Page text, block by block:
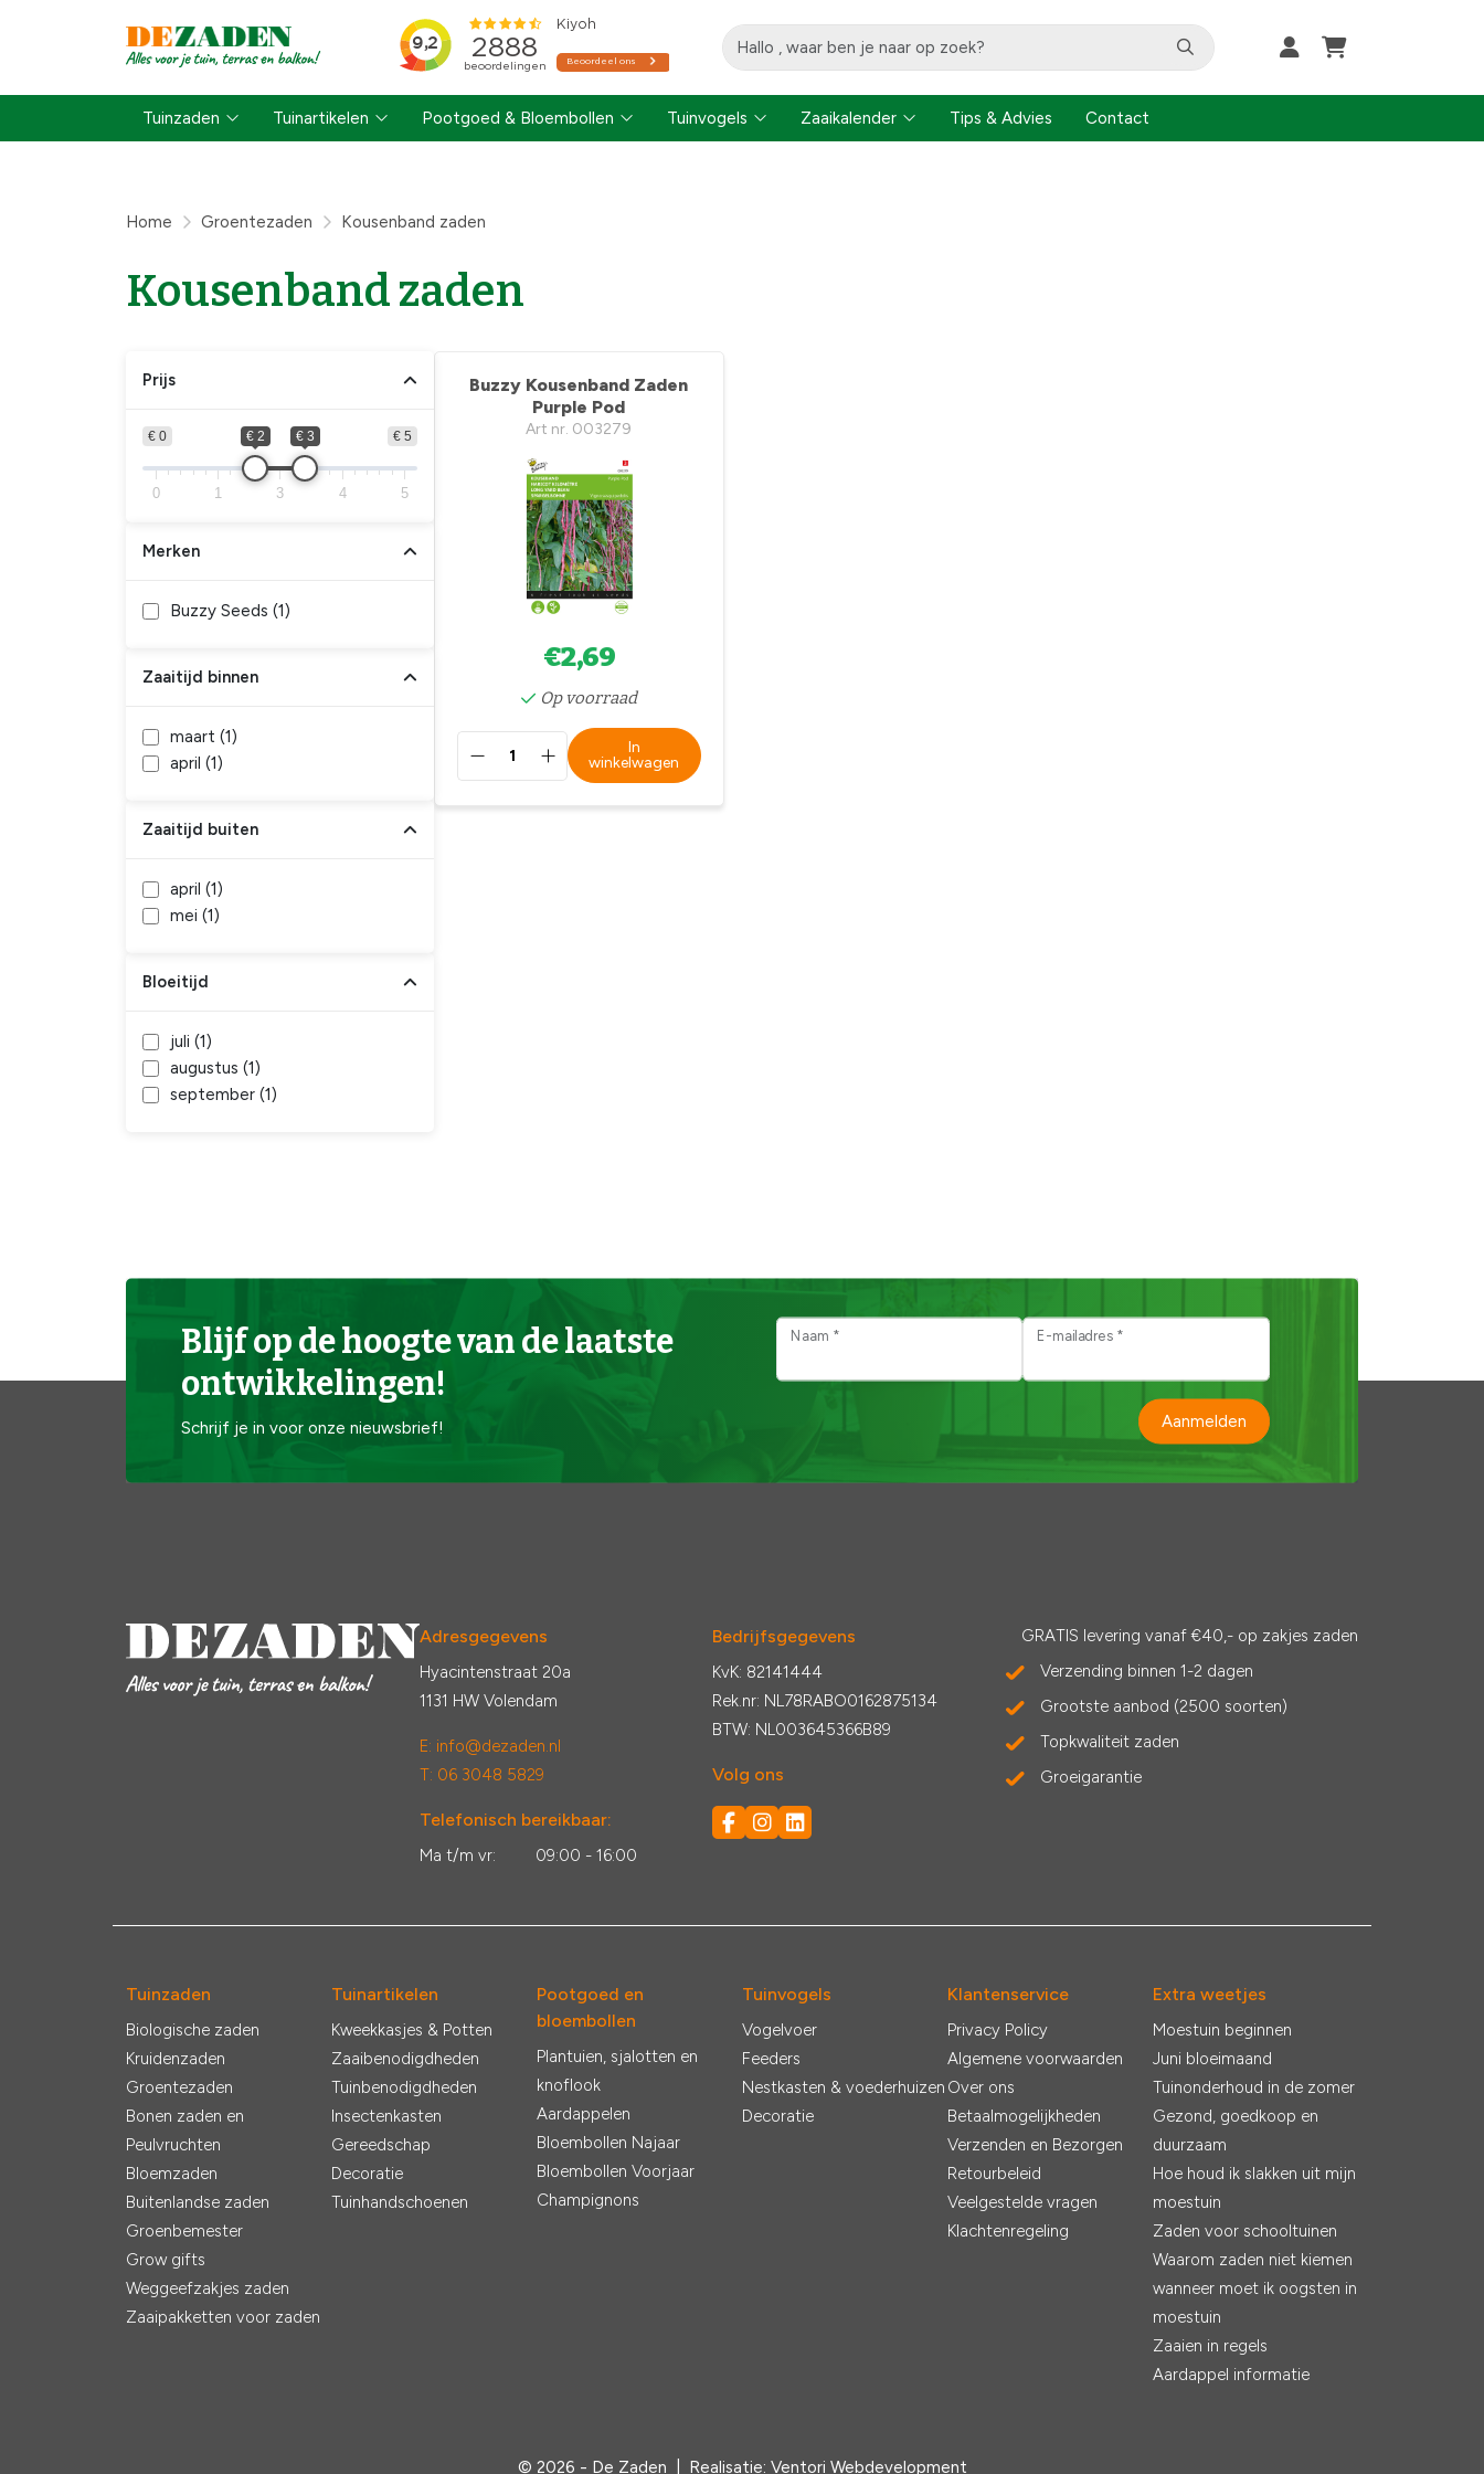
Tuinzaden Tuinartikelen Pootgoed & Bloembollen Tuinvogels Zaaikalender Tips & Advies Contact
Home Groentezaden Kousenband zaden
Kousenband zaden
Prijs
€ 0 € 5
€ 2 € 3
0 1 3 4 5
Merken
Buzzy Seeds (1)
Zaaitijd binnen
maart (1)
april (1)
Zaaitijd buiten
april (1)
mei (1)
Bloeitijd
juli (1)
augustus (1)
september (1)
Buzzy Kousenband Zaden
Purple Pod
Art nr. 003279
€2,69
Op voorraad
In
winkelwagen
Blijf op de hoogte van de laatste
ontwikkelingen!
Schrijf je in voor onze nieuwsbrief!
Naam * E-mailadres *
Aanmelden
Adresgegevens
Hyacintenstraat 20a
1131 HW Volendam
E: info@dezaden.nl
T: 06 3048 5829
Telefonisch bereikbaar:
Ma t/m vr: 09:00 - 16:00
Bedrijfsgegevens
KvK: 82141444
Rek.nr: NL78RABO0162875134
BTW: NL003645366B89
Volg ons
GRATIS levering vanaf €40,- op zakjes zaden
Verzending binnen 1-2 dagen
Grootste aanbod (2500 soorten)
Topkwaliteit zaden
Groeigarantie
Tuinzaden
Biologische zaden
Kruidenzaden
Groentezaden
Bonen zaden en
Peulvruchten
Bloemzaden
Buitenlandse zaden
Groenbemester
Grow gifts
Weggeefzakjes zaden
Zaaipakketten voor zaden
Tuinartikelen
Kweekkasjes & Potten
Zaaibenodigdheden
Tuinbenodigdheden
Insectenkasten
Gereedschap
Decoratie
Tuinhandschoenen
Pootgoed en
bloembollen
Plantuien, sjalotten en
knoflook
Aardappelen
Bloembollen Najaar
Bloembollen Voorjaar
Champignons
Tuinvogels
Vogelvoer
Feeders
Nestkasten & voederhuizen
Decoratie
Klantenservice
Privacy Policy
Algemene voorwaarden
Over ons
Betaalmogelijkheden
Verzenden en Bezorgen
Retourbeleid
Veelgestelde vragen
Klachtenregeling
Extra weetjes
Moestuin beginnen
Juni bloeimaand
Tuinonderhoud in de zomer
Gezond, goedkoop en
duurzaam
Hoe houd ik slakken uit mijn
moestuin
Zaden voor schooltuinen
Waarom zaden niet kiemen
wanneer moet ik oogsten in
moestuin
Zaaien in regels
Aardappel informatie
© 2026 - De Zaden | Realisatie: Ventori Webdevelopment